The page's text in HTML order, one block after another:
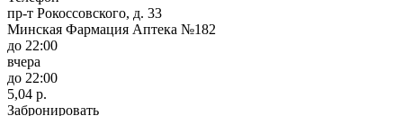
пр-т Рокоссовского, д. 33
Минская Фармация Аптека №182
до 22:00
вчера
до 22:00
5,04 р.
Забронировать